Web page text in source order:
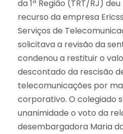
da 1ª Região (TRT/RJ)
recurso da empresa
Serviços de
solicitava a revisão da
condenou a restituir o
descontado da rescisão
telecomunicações por
corporativo. O colegiado
unanimidade o voto da
desembargadora Maria